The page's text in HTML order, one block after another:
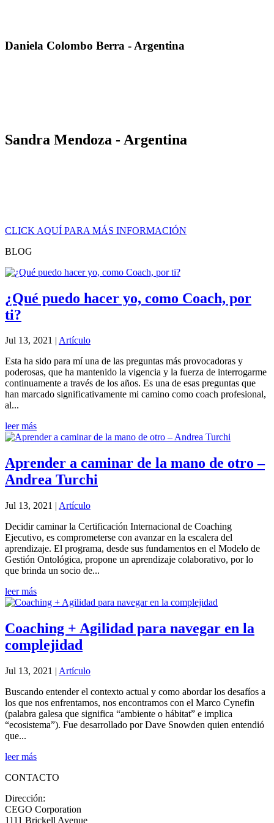
Daniela Colombo Berra - Argentina
Sandra Mendoza - Argentina
CLICK AQUÍ PARA MÁS INFORMACIÓN
BLOG
¿Qué puedo hacer yo, como Coach, por
ti?
Jul 13, 2021 | Artículo
Esta ha sido para mí una de las preguntas más provocadoras y
poderosas, que ha mantenido la vigencia y la fuerza de interrogarme
continuamente a través de los años. Es una de esas preguntas que
han marcado significativamente mi camino como coach profesional,
al...
leer más
Aprender a caminar de la mano de otro –
Andrea Turchi
Jul 13, 2021 | Artículo
Decidir caminar la Certificación Internacional de Coaching
Ejecutivo, es comprometerse con avanzar en la escalera del
aprendizaje. El programa, desde sus fundamentos en el Modelo de
Gestión Ontológica, propone un aprendizaje colaborativo, por lo
que brinda un socio de...
leer más
Coaching + Agilidad para navegar en la
complejidad
Jul 13, 2021 | Artículo
Buscando entender el contexto actual y como abordar los desafíos a
los que nos enfrentamos, nos encontramos con el Marco Cynefin
(palabra galesa que significa “ambiente o hábitat” e implica
“ecosistema”). Fue desarrollado por Dave Snowden quien entendió
que...
leer más
CONTACTO
Dirección:
CEGO Corporation
1111 Brickell Avenue